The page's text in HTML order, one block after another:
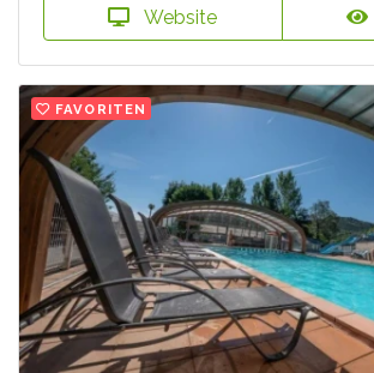
Website
FAVORITEN